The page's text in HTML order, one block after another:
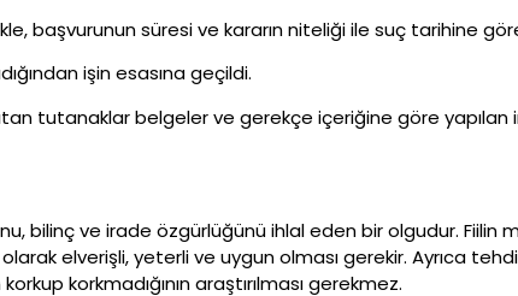
başvurunun süresi ve kararın niteliği ile suç tarihine
işin esasına geçildi.
tutanaklar belgeler ve gerekçe içeriğine göre
bilinç ve irade özgürlüğünü ihlal eden bir olgudur. Fiilin
elverişli, yeterli ve uygun olması gerekir. Ayrıca
korkmadığının araştırılması gerekmez.